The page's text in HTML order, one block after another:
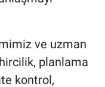
ve uzman
planlama
kontrol,